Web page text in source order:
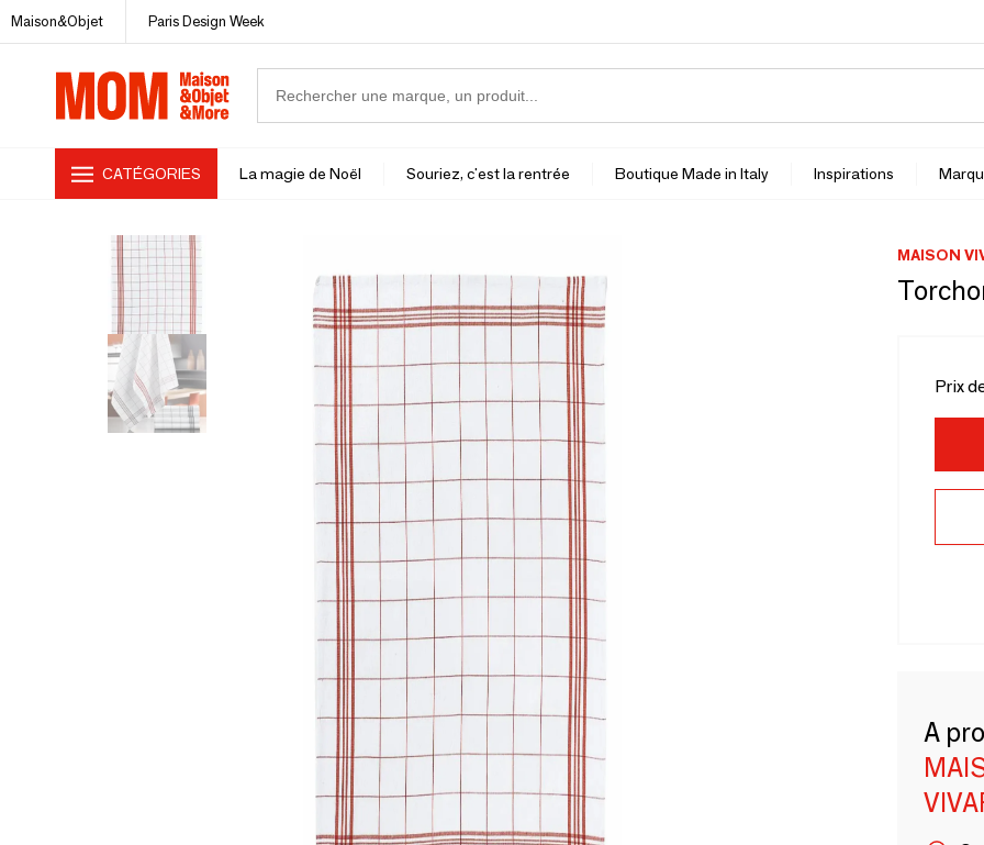
Maison&Objet Paris Design Week
CATÉGORIES La magie de Noël Souriez, c'est la rentrée Boutique Made in Italy Inspirations
MAISON
Prix
A